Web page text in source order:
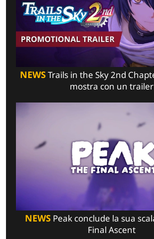
NEWSTrails in the Sky 2nd
mostra con un trailer
NEWSPeak conclude la sua
Final Ascent